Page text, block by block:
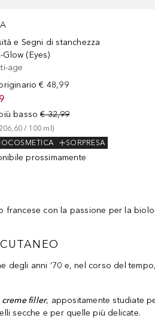
e Segni di stanchezza
Glow (Eyes)
age
€ 48,99
basso € 32,99
/ 100 ml)
SORPRESA
prossimamente
con la passione per la
anni ‘70 e, nel corso del
creme filler, appositamente studiate
secche e per quelle più delicate.